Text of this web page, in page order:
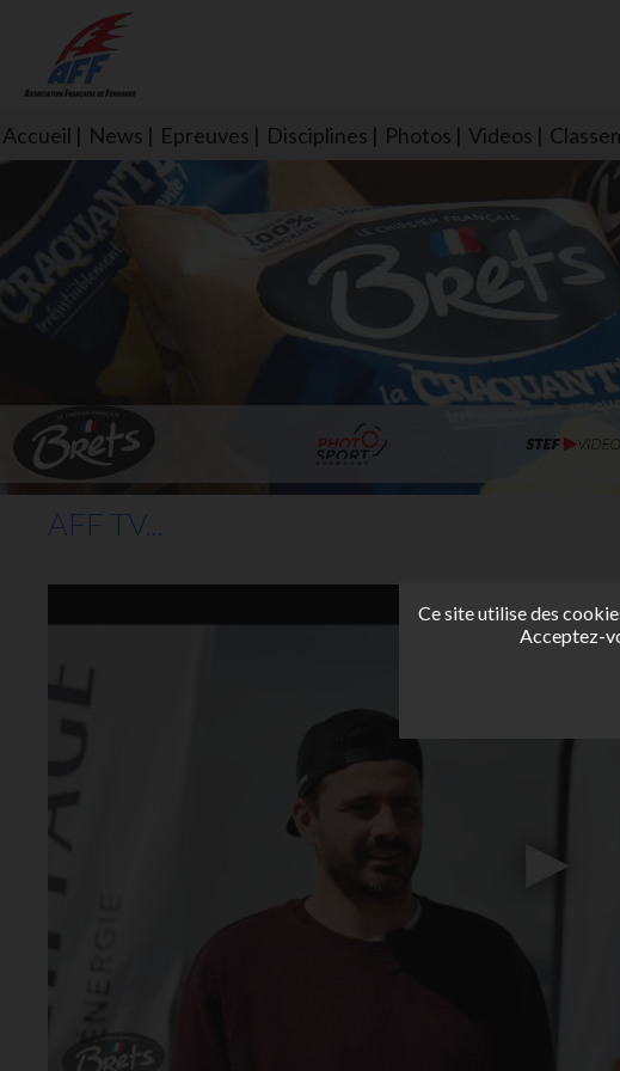
Accueil News Epreuves Disciplines Photos Videos
L'aff soutient les SNS253 et SNS604
AFF TV...
Ce site utilise des
Acceptez-